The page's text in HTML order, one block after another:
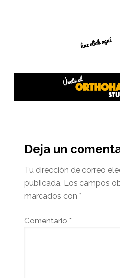
del
lector
Deja un
Tu dirección de correo
publicada. Los campos
marcados con *
Comentario *